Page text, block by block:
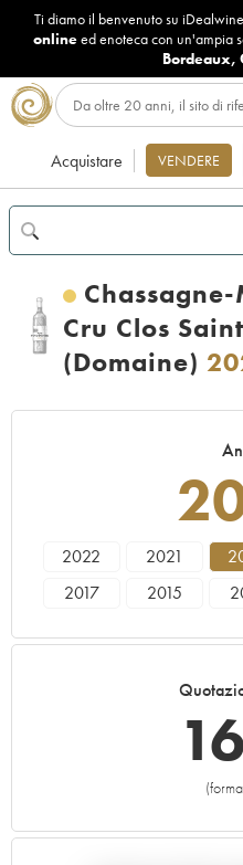
Ti diamo il benvenuto su
onlineed enoteca con un'ampia
Bordeaux,
Acquistare VENDERE
Cru Clos
(Domaine)
2022 2021
2017
2015